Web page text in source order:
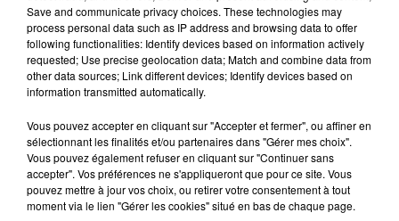
Centre Équestre de la
Rebouchonnière
Du 1er au 3 Décembre 2023
Vendredi à 20h30 / Samedi à 15h &
Tarifs enfant de 10€ à 25€ et
adulte de 15€ à 30€
Parking gratuit / accès PMR /
Save and communicate privacy choices. These technologies may
process personal data such as IP address and browsing data to offer
following functionalities: Identify devices based on information actively
requested; Use precise geolocation data; Match and combine data from
other data sources; Link different devices; Identify devices based on
information transmitted automatically.
Vous pouvez accepter en cliquant sur "Accepter et fermer", ou affiner en
sélectionnant les finalités et/ou partenaires dans "Gérer mes choix".
Vous pouvez également refuser en cliquant sur "Continuer sans
accepter". Vos préférences ne s'appliqueront que pour ce site. Vous
pouvez mettre à jour vos choix, ou retirer votre consentement à tout
moment via le lien "Gérer les cookies" situé en bas de chaque page.